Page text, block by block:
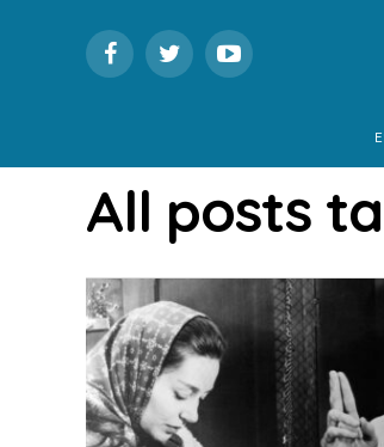
All posts